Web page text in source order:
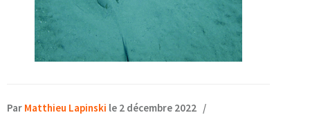
Par Matthieu Lapinski le 2 décembre 2022 /